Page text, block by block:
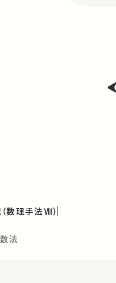
数理手法Ⅷ）
法